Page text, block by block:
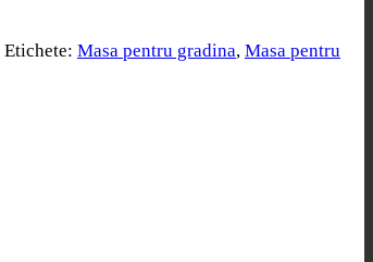
Etichete: Masa pentru gradina, Masa pentru